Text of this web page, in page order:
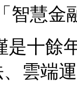
智慧金
是十餘
、雲端